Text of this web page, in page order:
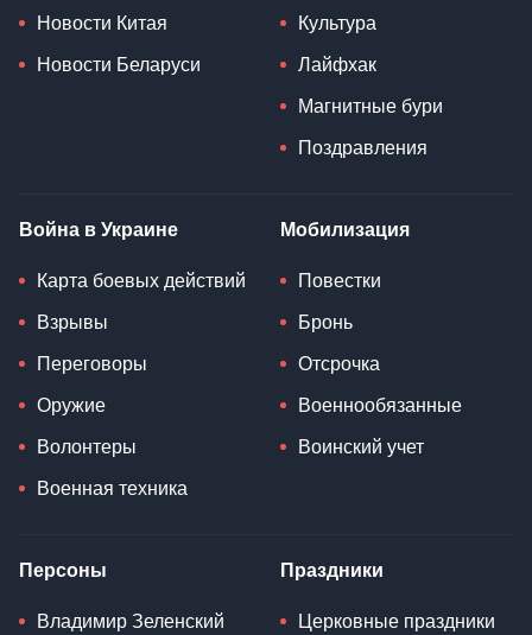
Новости Китая
Новости Беларуси
Культура
Лайфхак
Магнитные бури
Поздравления
Война в Украине
Карта боевых действий
Взрывы
Переговоры
Оружие
Волонтеры
Военная техника
Мобилизация
Повестки
Бронь
Отсрочка
Военнообязанные
Воинский учет
Персоны
Владимир Зеленский
Праздники
Церковные праздники